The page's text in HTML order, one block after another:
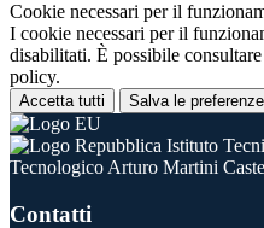
Cookie necessari per il
I cookie necessari per il
disabilitati. È possibile
policy.
Accetta tutti Salva le preferenze
Istituto
Tecnologico Arturo Martini
Contatti